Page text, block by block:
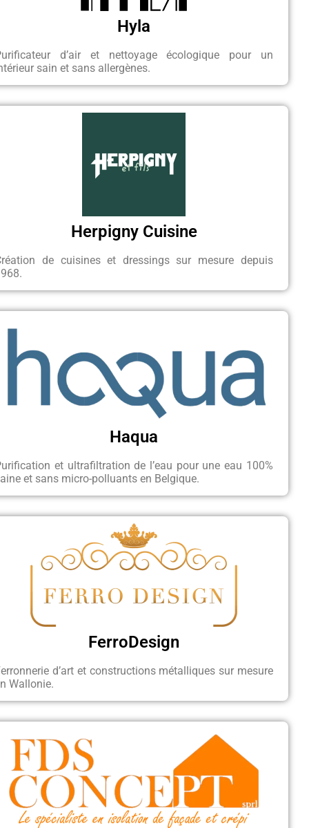
Hyla
d’air et nettoyage écologique pour un
sain et sans allergènes.
Herpigny Cuisine
de cuisines et dressings sur mesure depuis
Haqua
et ultrafiltration de l’eau pour une eau 100%
et sans micro-polluants en Belgique.
FerroDesign
d’art et constructions métalliques sur mesure
Wallonie.